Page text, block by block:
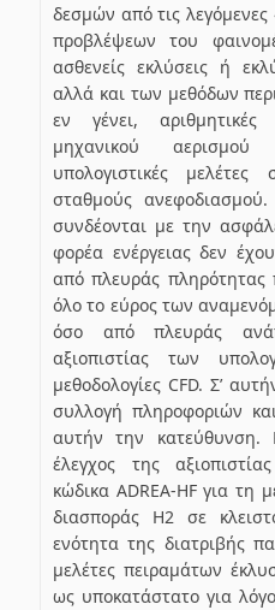
δεσμών από τις λεγόμενες
προβλέψεων του
ασθενείς εκλύσεις ή
αλλά και των μεθόδων
εν γένει,
μηχανικού
υπολογιστικές
σταθμούς
συνδέονται με την
φορέα ενέργειας δεν
από πλευράς πληρότητας
όλο το εύρος των
όσο από πλευράς
αξιοπιστίας των
μεθοδολογίες CFD. Σ’
συλλογή πληροφοριών
αυτήν την κατεύθυνση.
έλεγχος της
κώδικα ADREA-HF για τη
διασποράς Η2 σε
ενότητα της διατριβής
μελέτες πειραμάτων
ως υποκατάστατο για